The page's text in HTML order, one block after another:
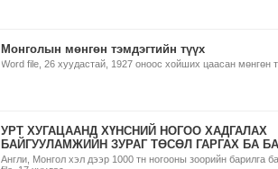
Монголын мөнгөн тэмдэгтийн түүх
Word file, 26 хуудастай, 1927 оноос хойших цаасан мөнгөн
УРТ ХУГАЦААНД ХҮНСНИЙ НОГОО ХАДГАЛАХ
БАЙГУУЛАМЖИЙН ЗУРАГ ТӨСӨЛ ГАРГАХ БА
Англи, Монгол хэл дээр 1000 тн ногооны зоорийн барилга